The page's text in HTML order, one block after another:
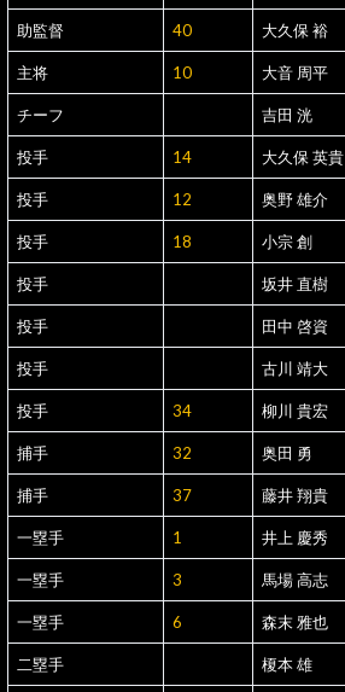
助監督 40 大久保 裕
主将 10 大音 周平
チーフ 吉田 洸
投手 14 大久保 英貴
投手 12 奥野 雄介
投手 18 小宗 創
投手 坂井 直樹
投手 田中 啓資
投手 古川 靖大
投手 34 柳川 貴宏
捕手 32 奥田 勇
捕手 37 藤井 翔貴
一塁手 1 井上 慶秀
一塁手 3 馬場 高志
一塁手 6 森末 雅也
二塁手 榎本 雄